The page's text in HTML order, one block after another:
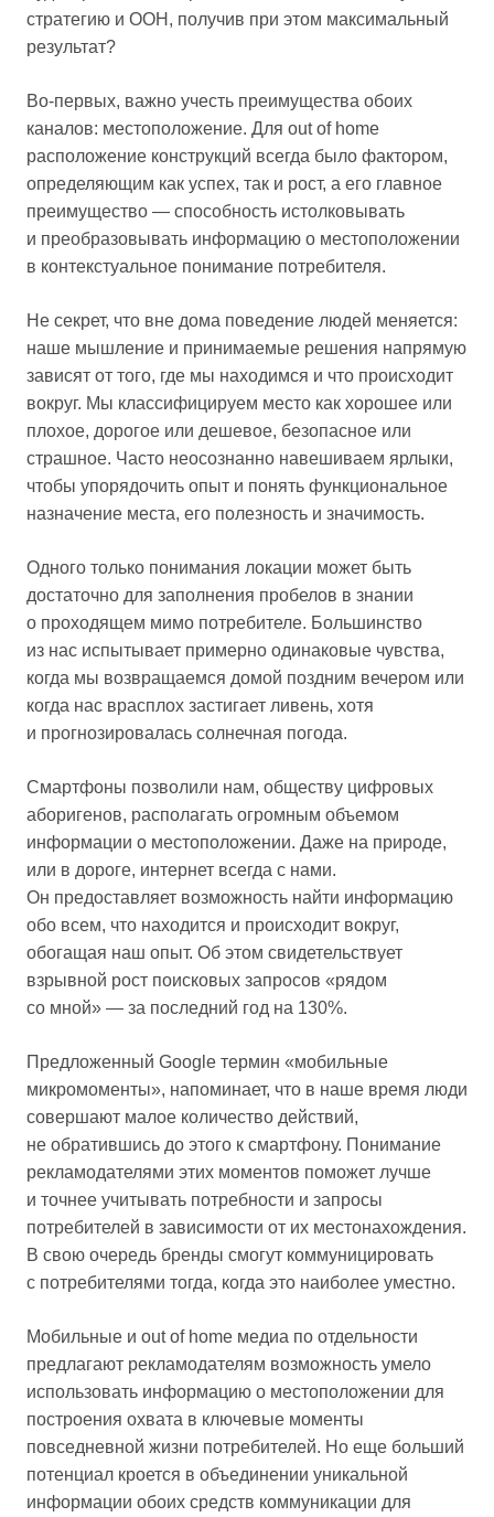
стратегию и OOH, получив при этом максимальный
результат?
Во-первых, важно учесть преимущества обоих
каналов: местоположение. Для out of home
расположение конструкций всегда было фактором,
определяющим как успех, так и рост, а его главное
преимущество — способность истолковывать
и преобразовывать информацию о местоположении
в контекстуальное понимание потребителя.
Не секрет, что вне дома поведение людей меняется:
наше мышление и принимаемые решения напрямую
зависят от того, где мы находимся и что происходит
вокруг. Мы классифицируем место как хорошее или
плохое, дорогое или дешевое, безопасное или
страшное. Часто неосознанно навешиваем ярлыки,
чтобы упорядочить опыт и понять функциональное
назначение места, его полезность и значимость.
Одного только понимания локации может быть
достаточно для заполнения пробелов в знании
о проходящем мимо потребителе. Большинство
из нас испытывает примерно одинаковые чувства,
когда мы возвращаемся домой поздним вечером или
когда нас врасплох застигает ливень, хотя
и прогнозировалась солнечная погода.
Смартфоны позволили нам, обществу цифровых
аборигенов, располагать огромным объемом
информации о местоположении. Даже на природе,
или в дороге, интернет всегда с нами.
Он предоставляет возможность найти информацию
обо всем, что находится и происходит вокруг,
обогащая наш опыт. Об этом свидетельствует
взрывной рост поисковых запросов «рядом
со мной» — за последний год на 130%.
Предложенный Google термин «мобильные
микромоменты», напоминает, что в наше время люди
совершают малое количество действий,
не обратившись до этого к смартфону. Понимание
рекламодателями этих моментов поможет лучше
и точнее учитывать потребности и запросы
потребителей в зависимости от их местонахождения.
В свою очередь бренды смогут коммуницировать
с потребителями тогда, когда это наиболее уместно.
Мобильные и out of home медиа по отдельности
предлагают рекламодателям возможность умело
использовать информацию о местоположении для
построения охвата в ключевые моменты
повседневной жизни потребителей. Но еще больший
потенциал кроется в объединении уникальной
информации обоих средств коммуникации для